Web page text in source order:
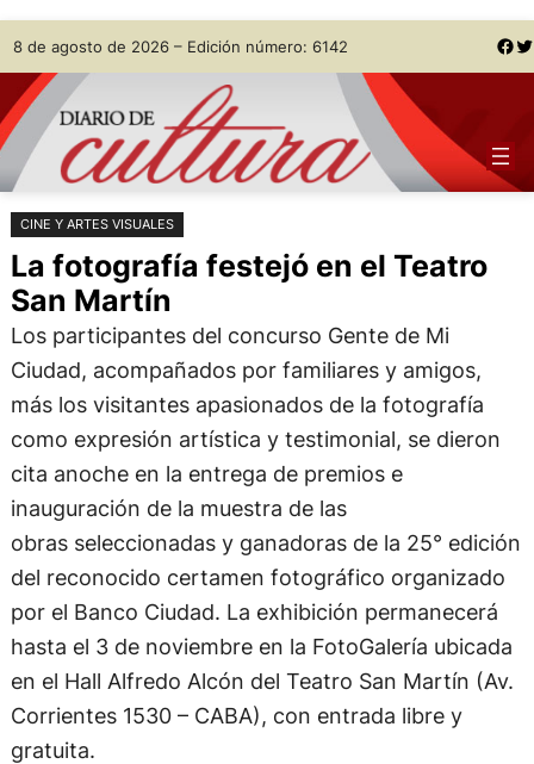
Saltar
al
contenido
Skip
to
content
8 de agosto de 2026 – Edición número: 6142 Facebook Twitter
CINE Y ARTES VISUALES
La fotografía festejó en el Teatro
San Martín
Los participantes del concurso Gente de Mi
Ciudad, acompañados por familiares y amigos,
más los visitantes apasionados de la fotografía
como expresión artística y testimonial, se dieron
cita anoche en la entrega de premios e
inauguración de la muestra de las
obras seleccionadas y ganadoras de la 25° edición
del reconocido certamen fotográfico organizado
por el Banco Ciudad. La exhibición permanecerá
hasta el 3 de noviembre en la FotoGalería ubicada
en el Hall Alfredo Alcón del Teatro San Martín (Av.
Corrientes 1530 – CABA), con entrada libre y
gratuita.